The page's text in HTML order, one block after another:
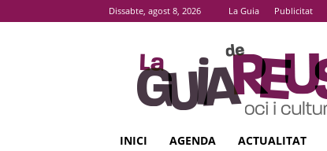
Dissabte, agost 8, 2026 La Guia Publicitat
La
Guia
De
Reus
INICI AGENDA ACTUALITAT